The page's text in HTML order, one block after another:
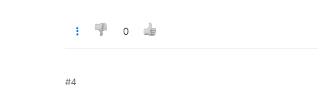
0
#4